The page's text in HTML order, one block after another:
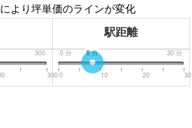
より坪単価のラインが変化
駅距離
300
300
0分 30分
8分
0 10 20 30